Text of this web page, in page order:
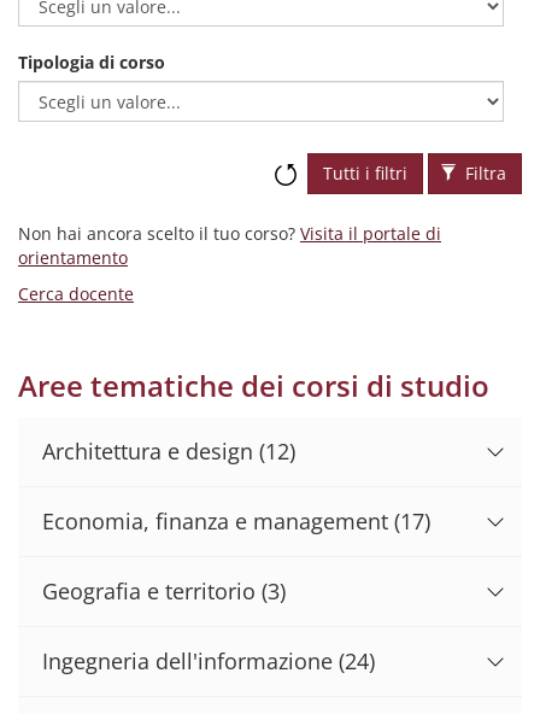
Tipologia di corso
Tutti i filtri Filtra
Non hai ancora scelto il tuo corso? Visita il portale di
orientamento
Cerca docente
Aree tematiche dei corsi di studio
Architettura e design (12)
Economia, finanza e management (17)
Geografia e territorio (3)
Ingegneria dell'informazione (24)